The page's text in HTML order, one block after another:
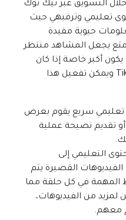
خلال التسويق عبر تيك توك
تعليمي وترفيهي حيث
حيوية مفيدة
يجعل المشاهد منتظر
أكبر خاصة إذا كان
التسويق على منصة مثل TikTok ويمكن تفعيل هذا
سريع يقوم بعرض
تقديم نصيحة عملية
التعليمي إلى
القصيرة يتم
المهمة في كل حلقة مما
لمزيد من الفيديوهات،
معهم.